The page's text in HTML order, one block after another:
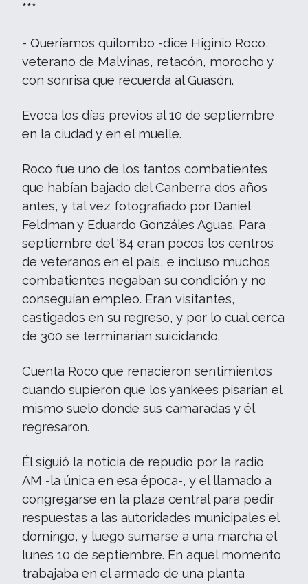
***
- Queríamos quilombo -dice Higinio Roco,
veterano de Malvinas, retacón, morocho y
con sonrisa que recuerda al Guasón.
Evoca los días previos al 10 de septiembre
en la ciudad y en el muelle.
Roco fue uno de los tantos combatientes
que habían bajado del Canberra dos años
antes, y tal vez fotografiado por Daniel
Feldman y Eduardo Gonzáles Aguas. Para
septiembre del ‘84 eran pocos los centros
de veteranos en el país, e incluso muchos
combatientes negaban su condición y no
conseguían empleo. Eran visitantes,
castigados en su regreso, y por lo cual cerca
de 300 se terminarían suicidando.
Cuenta Roco que renacieron sentimientos
cuando supieron que los yankees pisarían el
mismo suelo donde sus camaradas y él
regresaron.
Él siguió la noticia de repudio por la radio
AM -la única en esa época-, y el llamado a
congregarse en la plaza central para pedir
respuestas a las autoridades municipales el
domingo, y luego sumarse a una marcha el
lunes 10 de septiembre. En aquel momento
trabajaba en el armado de una planta